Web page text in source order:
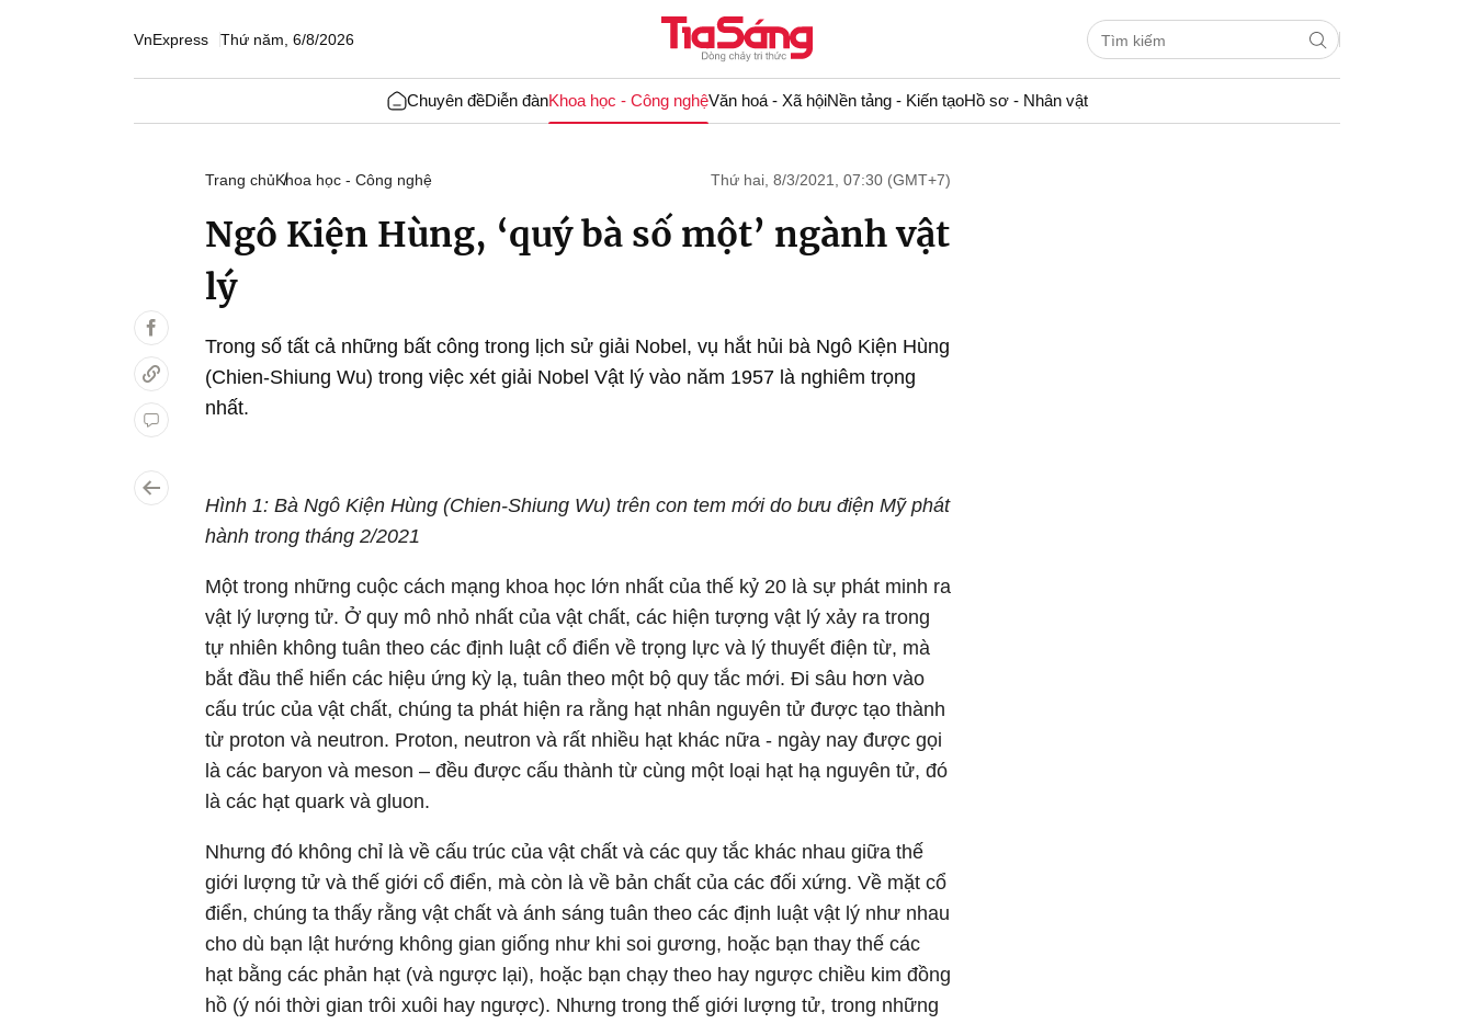
VnExpress Thứ năm, 6/8/2026
Chuyên đềDiễn đànKhoa học - Công nghệVăn hoá - Xã hộiNền tảng - Kiến tạoHồ sơ - Nhân vật
Trang chủKhoa học - Công nghệ Thứ hai, 8/3/2021, 07:30 (GMT+7)
Ngô Kiện Hùng, ‘quý bà số một’ ngành vật
lý
Trong số tất cả những bất công trong lịch sử giải Nobel, vụ hắt hủi bà Ngô Kiện Hùng
(Chien-Shiung Wu) trong việc xét giải Nobel Vật lý vào năm 1957 là nghiêm trọng
nhất.
Hình 1: Bà Ngô Kiện Hùng (Chien-Shiung Wu) trên con tem mới do bưu điện Mỹ phát
hành trong tháng 2/2021
Một trong những cuộc cách mạng khoa học lớn nhất của thế kỷ 20 là sự phát minh ra
vật lý lượng tử. Ở quy mô nhỏ nhất của vật chất, các hiện tượng vật lý xảy ra trong
tự nhiên không tuân theo các định luật cổ điển về trọng lực và lý thuyết điện từ, mà
bắt đầu thể hiển các hiệu ứng kỳ lạ, tuân theo một bộ quy tắc mới. Đi sâu hơn vào
cấu trúc của vật chất, chúng ta phát hiện ra rằng hạt nhân nguyên tử được tạo thành
từ proton và neutron. Proton, neutron và rất nhiều hạt khác nữa - ngày nay được gọi
là các baryon và meson – đều được cấu thành từ cùng một loại hạt hạ nguyên tử, đó
là các hạt quark và gluon.
Nhưng đó không chỉ là về cấu trúc của vật chất và các quy tắc khác nhau giữa thế
giới lượng tử và thế giới cổ điển, mà còn là về bản chất của các đối xứng. Về mặt cổ
điển, chúng ta thấy rằng vật chất và ánh sáng tuân theo các định luật vật lý như nhau
cho dù bạn lật hướng không gian giống như khi soi gương, hoặc bạn thay thế các
hạt bằng các phản hạt (và ngược lại), hoặc bạn chạy theo hay ngược chiều kim đồng
hồ (ý nói thời gian trôi xuôi hay ngược). Nhưng trong thế giới lượng tử, trong những